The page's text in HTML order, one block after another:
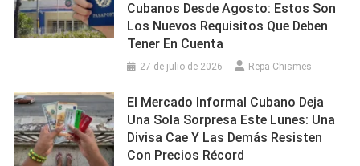
Cubanos Desde Agosto: Estos Son
Los Nuevos Requisitos Que Deben
Tener En Cuenta
27 de julio de 2026 Repa Chismes
El Mercado Informal Cubano Deja
Una Sola Sorpresa Este Lunes: Una
Divisa Cae Y Las Demás Resisten
Con Precios Récord